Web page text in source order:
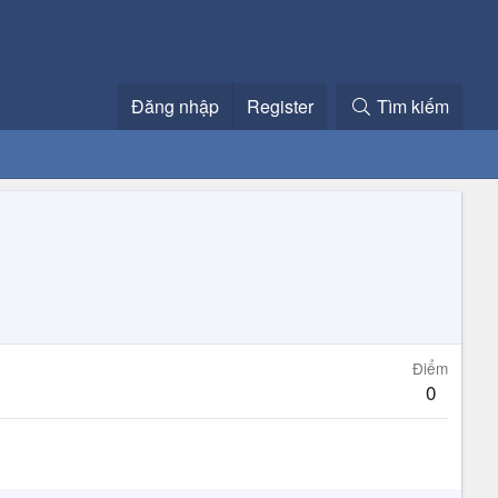
Đăng nhập Register Tìm kiếm
Điểm
0